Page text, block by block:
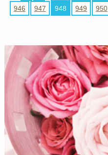
946
947 948 949 950